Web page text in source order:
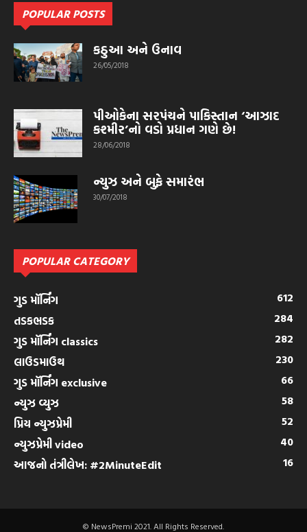
POPULAR POSTS
કઠુઆ અને ઉનાવ
26/05/2018
પીઓકેના સરપંચને પાકિસ્તાન ‘આઝાદ
કશ્મીર’નો વડો પ્રધાન ગણે છે!
28/06/2018
ન્યુઝ અને બુફે સમારંભ
30/07/2018
POPULAR CATEGORY
ગુડ મૉર્નિંગ
612
તડકભડક
284
ગુડ મૉર્નિંગ classics
282
લાઉડમાઉથ
230
ગુડ મૉર્નિંગ exclusive
66
ન્યુઝ વ્યુઝ
58
પ્રિય ન્યુઝપ્રેમી
52
ન્યુઝપ્રેમી video
40
આજનો તંત્રીલેખ: #2MinuteEdit
16
© NewsPremi 2021. All Rights Reserved.